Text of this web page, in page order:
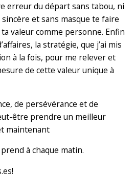
erreur du départ sans tabou, ni
sincère et sans masque te faire
valeur comme personne. Enfin
la stratégie, que j’ai mis
à la fois, pour me relever et
de cette valeur unique à
de persévérance et de
être prendre un meilleur
maintenant
à chaque matin.
!